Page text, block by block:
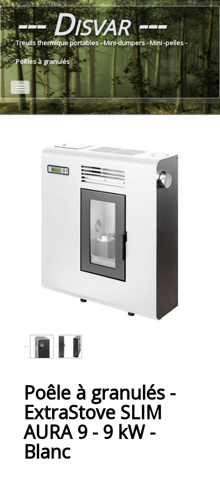
--- Disvar ---
Treuils thermique portables - Mini-dumpers - Mini -pelles -
Poêles à granulés
Accueil
Fendeuses de bûches
Bancs de scie
Poêle à granulés -
ExtraStove SLIM
AURA 9 - 9 kW -
Blanc